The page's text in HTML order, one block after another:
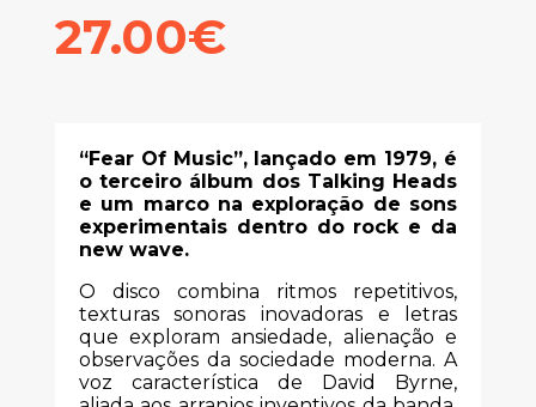
27.00€
“Fear Of Music”, lançado em 1979, é
o terceiro álbum dos Talking Heads
e um marco na exploração de sons
experimentais dentro do rock e da
new wave.
O disco combina ritmos repetitivos,
texturas sonoras inovadoras e letras
que exploram ansiedade, alienação e
observações da sociedade moderna. A
voz característica de David Byrne,